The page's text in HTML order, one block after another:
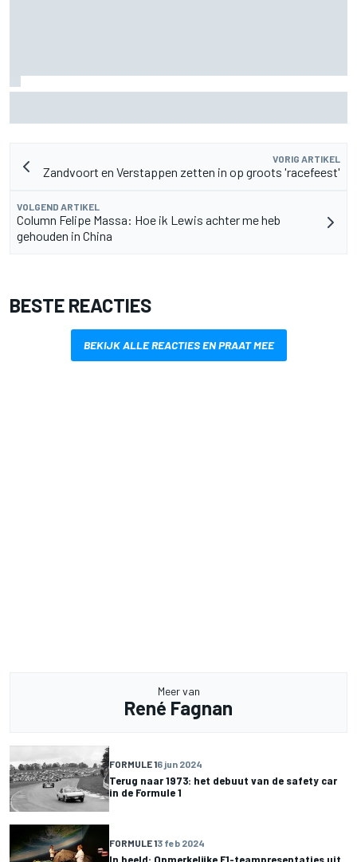
VORIG ARTIKEL
Zandvoort en Verstappen zetten in op groots 'racefeest'
VOLGEND ARTIKEL
Column Felipe Massa: Hoe ik Lewis achter me heb
gehouden in China
BESTE REACTIES
BEKIJK ALLE REACTIES EN PRAAT MEE
Meer van
René Fagnan
FORMULE 16 jun 2024
Terug naar 1973: het debuut van de safety car
in de Formule 1
FORMULE 13 feb 2024